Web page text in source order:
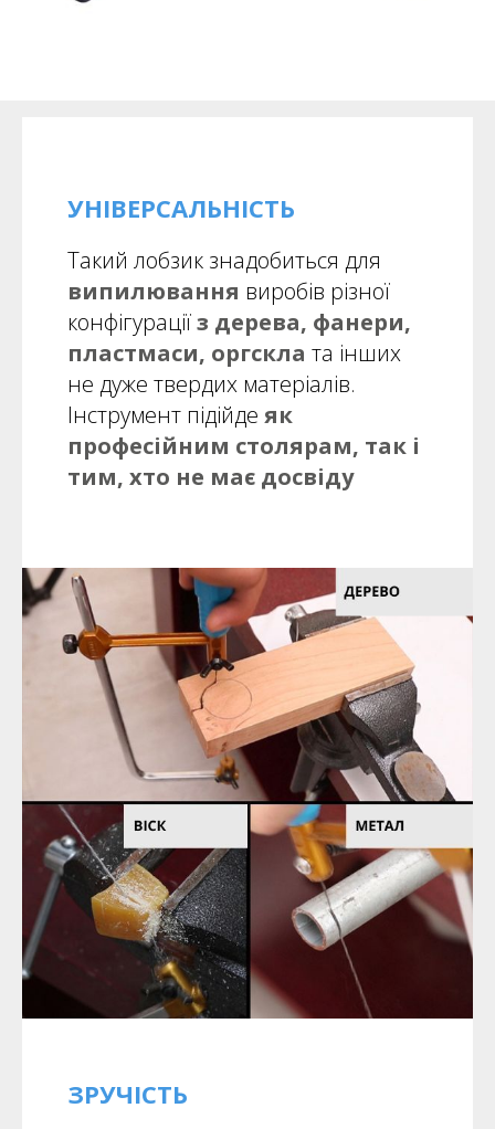
УНІВЕРСАЛЬНІСТЬ
Такий лобзик знадобиться для
випилювання виробів різної
конфігураціїз дерева, фанери,
пластмаси, оргскла та інших
не дуже твердих матеріалів.
Інструмент підійде як
професійним столярам, так і
тим, хто не має досвіду
ЗРУЧІСТЬ